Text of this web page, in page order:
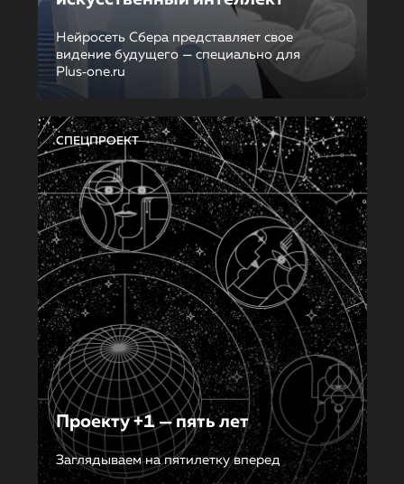
Нейросеть Сбера представляет свое
видение будущего — специально для
Plus‑one.ru
СПЕЦПРОЕКТ
Проекту +1 — пять лет
Заглядываем на пятилетку вперед